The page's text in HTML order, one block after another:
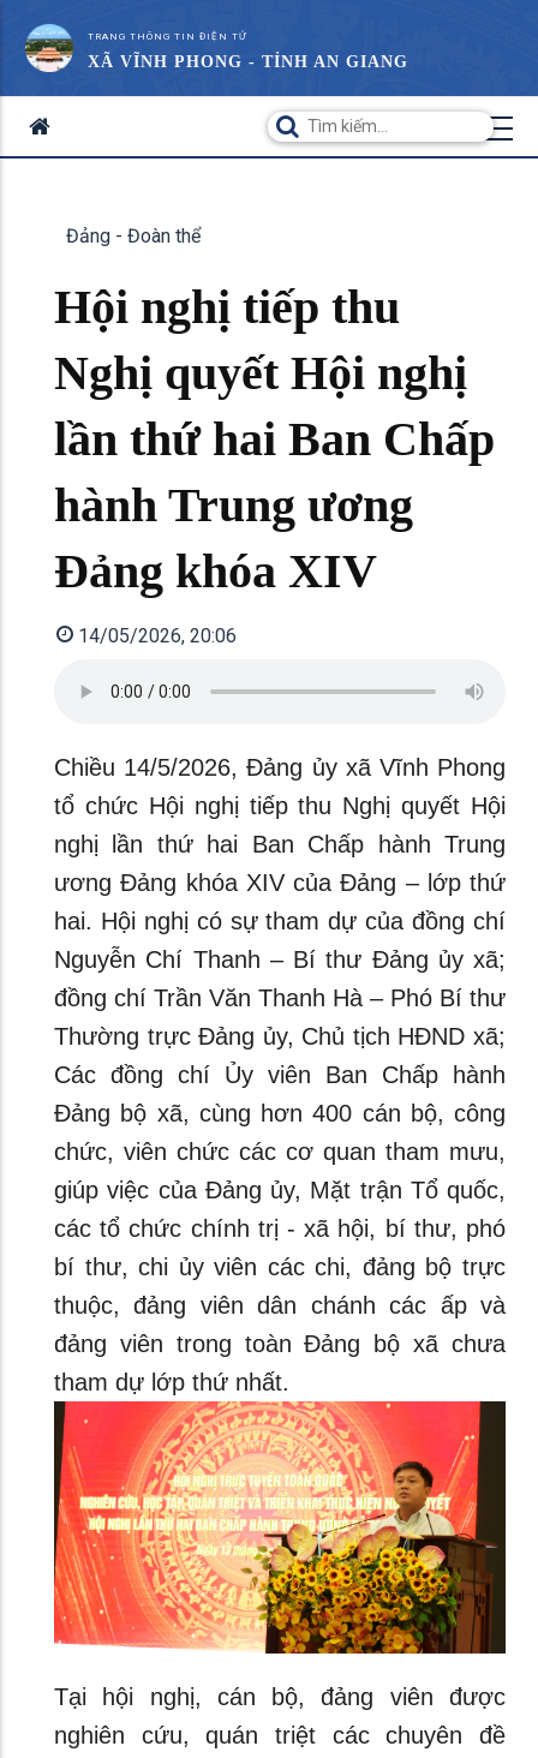
TRANG THÔNG TIN ĐIỆN TỬ
XÃ VĨNH PHONG - TỈNH AN GIANG
Đảng - Đoàn thể
Hội nghị tiếp thu
Nghị quyết Hội nghị
lần thứ hai Ban Chấp
hành Trung ương
Đảng khóa XIV
14/05/2026, 20:06
Chiều 14/5/2026, Đảng ủy xã Vĩnh Phong
tổ chức Hội nghị tiếp thu Nghị quyết Hội
nghị lần thứ hai Ban Chấp hành Trung
ương Đảng khóa XIV của Đảng – lớp thứ
hai. Hội nghị có sự tham dự của đồng chí
Nguyễn Chí Thanh – Bí thư Đảng ủy xã;
đồng chí Trần Văn Thanh Hà – Phó Bí thư
Thường trực Đảng ủy, Chủ tịch HĐND xã;
Các đồng chí Ủy viên Ban Chấp hành
Đảng bộ xã, cùng hơn 400 cán bộ, công
chức, viên chức các cơ quan tham mưu,
giúp việc của Đảng ủy, Mặt trận Tổ quốc,
các tổ chức chính trị - xã hội, bí thư, phó
bí thư, chi ủy viên các chi, đảng bộ trực
thuộc, đảng viên dân chánh các ấp và
đảng viên trong toàn Đảng bộ xã chưa
tham dự lớp thứ nhất.
Tại hội nghị, cán bộ, đảng viên được
nghiên cứu, quán triệt các chuyên đề